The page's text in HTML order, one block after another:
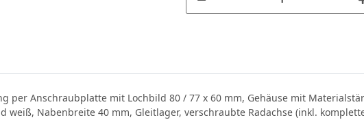
per Anschraubplatte mit Lochbild 80 / 77 x 60 mm, Gehäuse mit
weiß, Nabenbreite 40 mm, Gleitlager, verschraubte Radachse (inkl.